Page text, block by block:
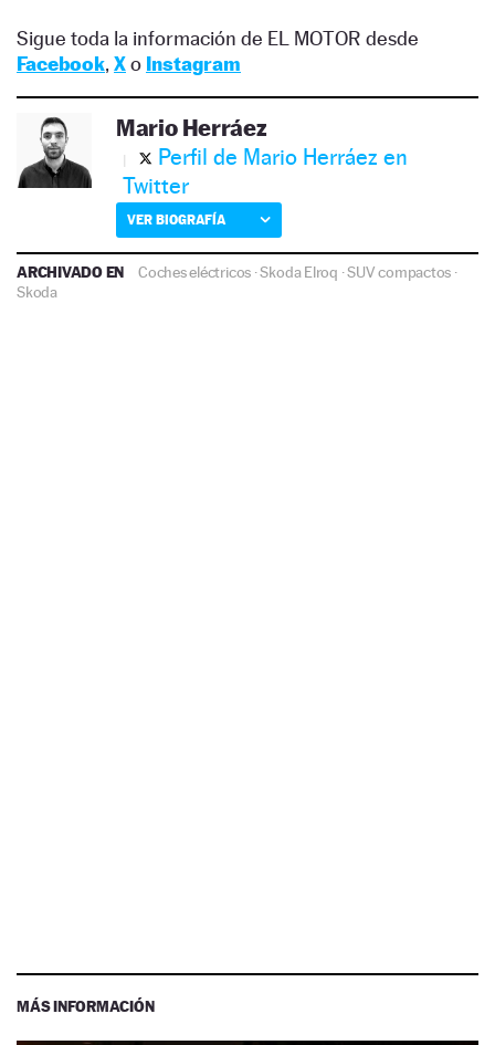
Sigue toda la información de EL MOTOR desde
Facebook, Xo Instagram
Mario Herráez
Perfil de Mario Herráez en
Twitter
VER BIOGRAFÍA
ARCHIVADO EN Coches eléctricos ·Skoda Elroq ·SUV compactos ·
Skoda
MÁS INFORMACIÓN